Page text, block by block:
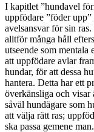
I kapitlet ”hundavel
uppfödare ”föder
avelsansvar för sin
alltför många håll
utseende som mentala
att uppfödare avlar
hundar, för att dessa
hantera. Detta har ett
överkänsliga och visar
såväl hundägare som
att välja rätt ras;
ska passa gemene man.